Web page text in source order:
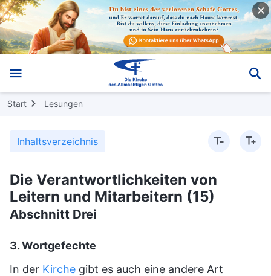
Start Lesungen
Inhaltsverzeichnis
Die Verantwortlichkeiten von
Leitern und Mitarbeitern (15)
Abschnitt Drei
3. Wortgefechte
In der Kirche gibt es auch eine andere Art